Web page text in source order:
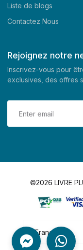
Liste de blogs
Contactez Nous
Rejoignez notre
Inscrivez-vous pour
exclusives, des offres
©2026 LIVRE
Français